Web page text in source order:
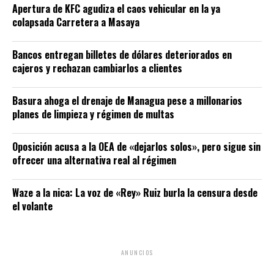
Apertura de KFC agudiza el caos vehicular en la ya
colapsada Carretera a Masaya
Bancos entregan billetes de dólares deteriorados en
cajeros y rechazan cambiarlos a clientes
Basura ahoga el drenaje de Managua pese a millonarios
planes de limpieza y régimen de multas
Oposición acusa a la OEA de «dejarlos solos», pero sigue sin
ofrecer una alternativa real al régimen
Waze a la nica: La voz de «Rey» Ruiz burla la censura desde
el volante
ANUNCIOS